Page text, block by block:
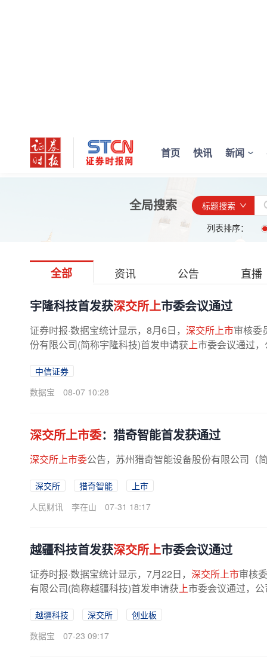
首页 快讯 新闻
全局搜索
标题搜索
列表排序：
全部 资讯 公告 直播
宇隆科技首发获深交所上市委会议通过
证券时报·数据宝统计显示，8月6日， 深交所上市审核委
份有限公司(简称宇隆科技)首发申请获上市委会议通过
中信证券
数据宝
08-07 10:28
深交所上市委：猎奇智能首发获通过
深交所上市委公告，苏州猎奇智能设备股份有限公司（
深交所 猎奇智能
上市
人民财讯
李在山 07-31 18:17
越疆科技首发获深交所上市委会议通过
证券时报·数据宝统计显示，7月22日， 深交所上市审核
有限公司(简称越疆科技)首发申请获上市委会议通过，
越疆科技 深交所
创业板
数据宝
07-23 09:17